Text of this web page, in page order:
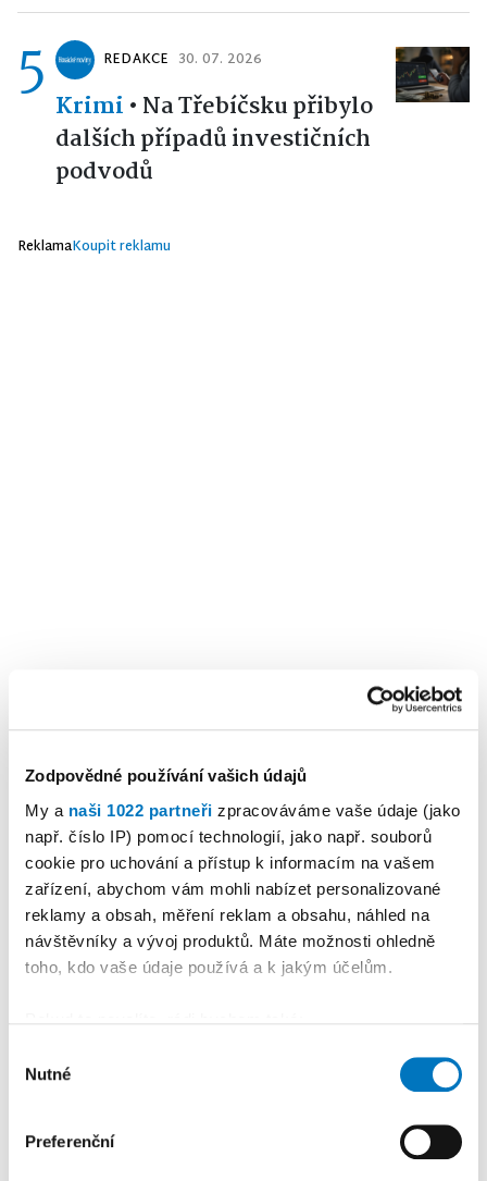
Zodpovědné používání vašich údajů
My a naši 1022 partneři zpracováváme vaše údaje (jako
např. číslo IP) pomocí technologií, jako např. souborů
cookie pro uchování a přístup k informacím na vašem
zařízení, abychom vám mohli nabízet personalizované
reklamy a obsah, měření reklam a obsahu, náhled na
návštěvníky a vývoj produktů. Máte možnosti ohledně
toho, kdo vaše údaje používá a k jakým účelům.
poloze, které mohou být přesné na několik metrů
skenování pro konkrétní charakteristiky (otisk prstu)
Zjistěte více o tom, jak zpracováváme vaše osobní
souhlasu
Nutné
Preferenční
5 REDAKCE 30. 07. 2026
Krimi • Na Třebíčsku přibylo
dalších případů investičních
podvodů
ReklamaKoupit reklamu
KALENDÁŘ AKCÍ Další